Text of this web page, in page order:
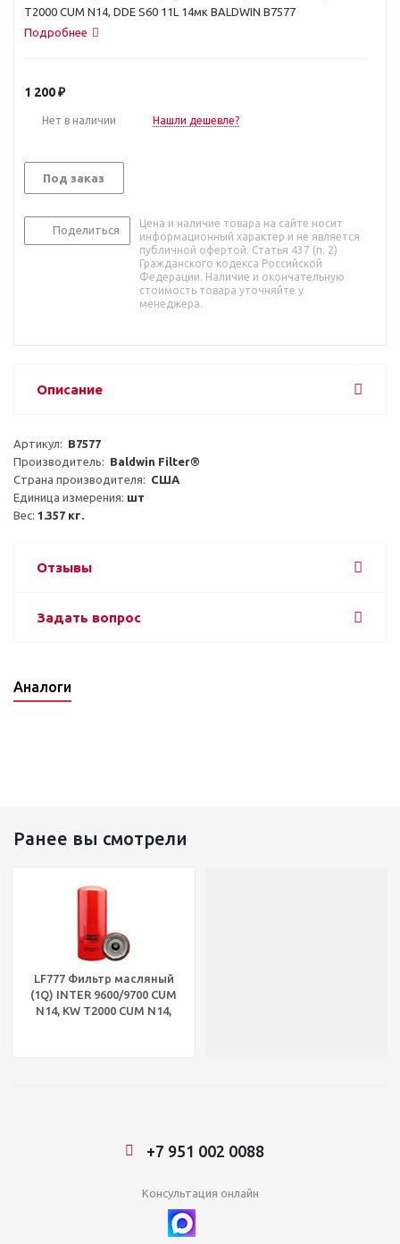
T2000 CUM N14, DDE S60 11L 14мк BALDWIN B7577
Подробнее
1 200₽
Нет в наличии Нашли дешевле?
Под заказ
Поделиться
Цена и наличие товара на сайте носит
информационный характер и не является
публичной офертой. Статья 437 (п. 2)
Гражданского кодекса Российской
Федерации. Наличие и окончательную
стоимость товара уточняйте у
менеджера.
Описание
Артикул: B7577
Производитель: Baldwin Filter®
Страна производителя: США
Единица измерения: шт
Вес: 1.357 кг.
Отзывы
Задать вопрос
Аналоги
Ранее вы смотрели
LF777 Фильтр масляный
(1Q) INTER 9600/9700 CUM
N14, KW T2000 CUM N14,
+7 951 002 0088
Консультация онлайн